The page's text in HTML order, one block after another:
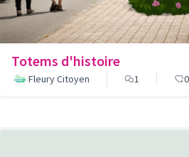
Totems d'histoire
Fleury Citoyen
1 0